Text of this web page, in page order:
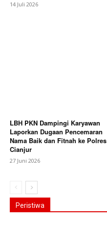
14 Juli 2026
LBH PKN Dampingi Karyawan
Laporkan Dugaan Pencemaran
Nama Baik dan Fitnah ke Polres
Cianjur
27 Juni 2026
Peristiwa